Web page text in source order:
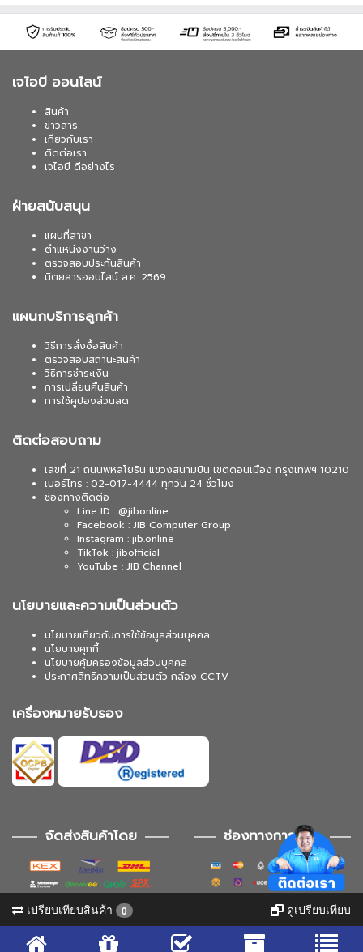
เจไอบี ออนไลน์
สินค้า
ข่าวสาร
เกี่ยวกับเรา
ติดต่อเรา
เจไอบี ดีอย่างไร
ฝ่ายสนับสนุน
แผนที่สาขา
ตำแหน่งงานว่าง
ตรวจสอบประกันสินค้า
นิตยสารออนไลน์ ส.ค. 2569
แผนกบริการลูกค้า
วิธีการสั่งซื้อสินค้า
ตรวจสอบสถานะสินค้า
วิธีการชำระเงิน
การเปลี่ยนคืนสินค้า
การใช้คูปองส่วนลด
ติดต่อสอบถาม
เลขที่ 21 ถนนพหลโยธิน แขวงสนามบิน เขตดอนเมือง กรุงเทพฯ 10210
เบอร์โทร : 02-017-4444 ทุกวัน 24 ชั่วโมง
ช่องทางติดต่อ
Line ID : @jibonline
Facebook : JIB Computer Group
Instagram : jib.online
TikTok : jibofficial
YouTube : JIB Channel
นโยบายและความเป็นส่วนตัว
นโยบายเกี่ยวกับการใช้ข้อมูลส่วนบุคคล
นโยบายคุกกี้
นโยบายคุ้มครองข้อมูลส่วนบุคคล
ประกาศสิทธิความเป็นส่วนตัว กล้อง CCTV
เครื่องหมายรับรอง
จัดส่งสินค้าโดย ช่องทางการชำระ
ช่องทางการติดตาม
เปรียบเทียบสินค้า 0 ดูเปรียบเทียบ